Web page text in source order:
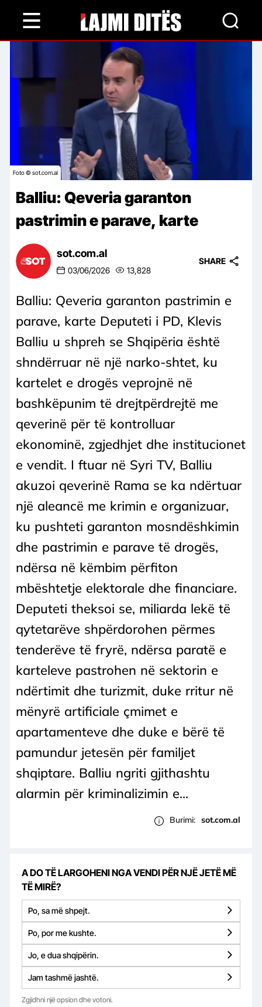
content
Foto © sot.com.al
Balliu: Qeveria garanton
pastrimin e parave, karte
sot.com.al
03/06/2026 13,828
SHARE
Balliu: Qeveria garanton pastrimin e
parave, karte Deputeti i PD, Klevis
Balliu u shpreh se Shqipëria është
shndërruar në një narko-shtet, ku
kartelet e drogës veprojnë në
bashkëpunim të drejtpërdrejtë me
qeverinë për të kontrolluar
ekonominë, zgjedhjet dhe institucionet
e vendit. I ftuar në Syri TV, Balliu
akuzoi qeverinë Rama se ka ndërtuar
një aleancë me krimin e organizuar,
ku pushteti garanton mosndëshkimin
dhe pastrimin e parave të drogës,
ndërsa në këmbim përfiton
mbështetje elektorale dhe financiare.
Deputeti theksoi se, miliarda lekë të
qytetarëve shpërdorohen përmes
tenderëve të fryrë, ndërsa paratë e
karteleve pastrohen në sektorin e
ndërtimit dhe turizmit, duke rritur në
mënyrë artificiale çmimet e
apartamenteve dhe duke e bërë të
pamundur jetesën për familjet
shqiptare. Balliu ngriti gjithashtu
alarmin për kriminalizimin e...
Burimi: sot.com.al
A DO TË LARGOHENI NGA VENDI PËR NJË JETË MË
TË MIRË?
Po, sa më shpejt.
Po, por me kushte.
Jo, e dua shqipërin.
Jam tashmë jashtë.
Zgjidhni një opsion dhe votoni.